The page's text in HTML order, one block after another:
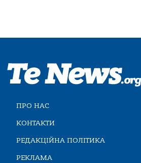
ПРО НАС
КОНТАКТИ
РЕДАКЦІЙНА ПОЛІТИКА
РЕКЛАМА